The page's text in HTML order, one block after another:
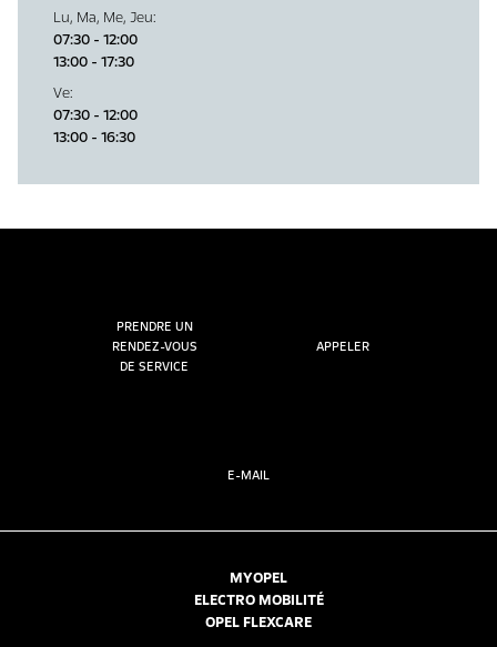
Lu, Ma, Me, Jeu:
07:30 - 12:00
13:00 - 17:30
Ve:
07:30 - 12:00
13:00 - 16:30
PRENDRE UN
RENDEZ-VOUS
DE SERVICE
APPELER
E-MAIL
MYOPEL
ELECTRO MOBILITÉ
OPEL FLEXCARE